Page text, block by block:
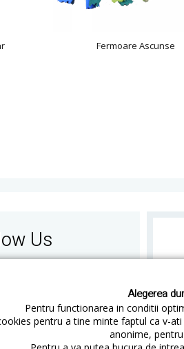
Alegerea
Pentru functionarea in conditii
pentru a tine minte faptul ca v-
anonime,
Fermoare Ascunse
Us